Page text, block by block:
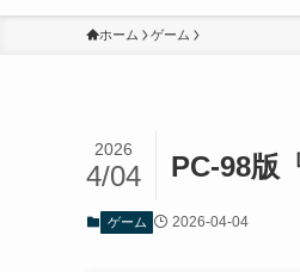
ホーム ゲーム
PC-98版
2026
4/04
ゲーム 2026-04-04